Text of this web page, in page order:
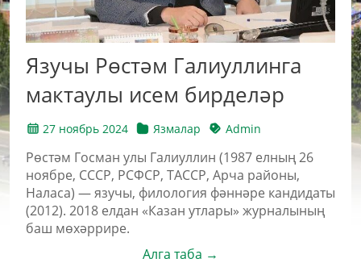
Язучы Рөстәм Галиуллинга
мактаулы исем бирделәр
27 ноябрь 2024 Язмалар Admin
Рөстәм Госман улы Галиуллин (1987 елның 26
ноябре, СССР, РСФСР, ТАССР, Арча районы,
Наласа) — язучы, филология фәннәре кандидаты
(2012). 2018 елдан «Казан утлары» журналының
баш мөхәррире.
Алга таба →